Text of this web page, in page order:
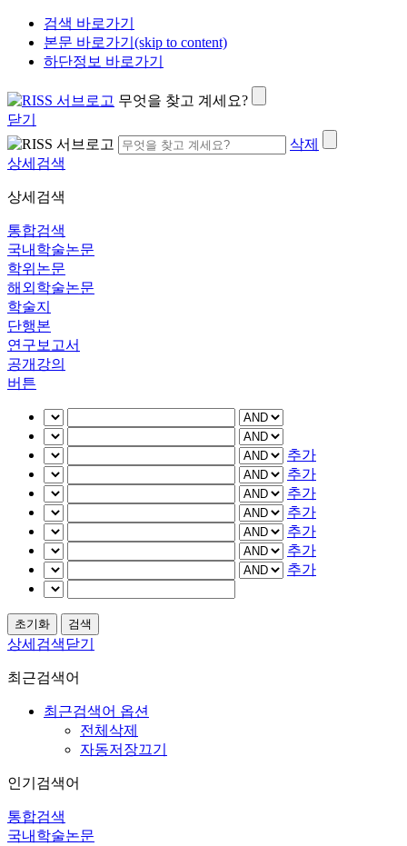
검색 바로가기
본문 바로가기(skip to content)
하단정보 바로가기
무엇을 찾고 계세요?
닫기
삭제
상세검색
상세검색
통합검색
국내학술논문
학위논문
해외학술논문
학술지
단행본
연구보고서
공개강의
버튼
추가
추가
추가
추가
추가
추가
추가
상세검색닫기
최근검색어
최근검색어 옵션
전체삭제
자동저장끄기
인기검색어
통합검색
국내학술논문